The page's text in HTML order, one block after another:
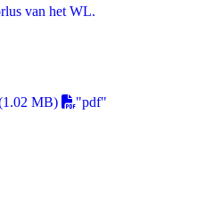
van het WL.
MB)
"pdf"